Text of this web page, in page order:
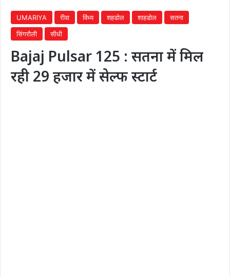
UMARIYA रीवा विंध्य शहडोल शाहडोल
सतना
सिंगरौली
सीधी
Bajaj Pulsar 125 : सतना में मिल
रही 29 हजार में सेल्फ स्टार्ट